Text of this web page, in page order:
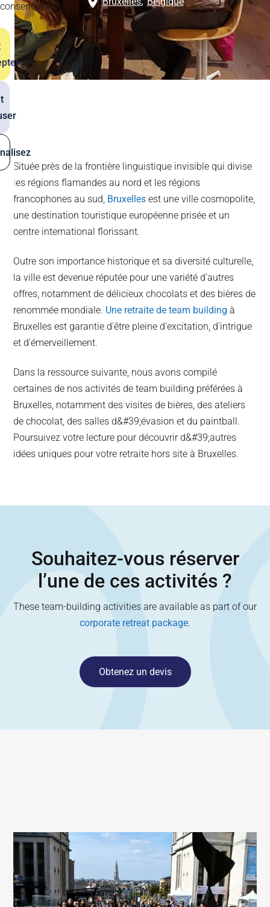
consentement.
Située près de la frontière linguistique invisible qui divise
les régions flamandes au nord et les régions
francophones au sud, Bruxelles est une ville cosmopolite,
une destination touristique européenne prisée et un
centre international florissant.
Outre son importance historique et sa diversité culturelle,
la ville est devenue réputée pour une variété d'autres
offres, notamment de délicieux chocolats et des bières de
renommée mondiale. Une retraite de team building à
Bruxelles est garantie d'être pleine d'excitation, d'intrigue
et d'émerveillement.
Dans la ressource suivante, nous avons compilé
certaines de nos activités de team building préférées à
Bruxelles, notamment des visites de bières, des ateliers
de chocolat, des salles d&#39;évasion et du paintball.
Poursuivez votre lecture pour découvrir d&#39;autres
idées uniques pour votre retraite hors site à Bruxelles.
Souhaitez-vous réserver
l’une de ces activités ?
These team-building activities are available as part of our
corporate retreat package.
Obtenez un devis